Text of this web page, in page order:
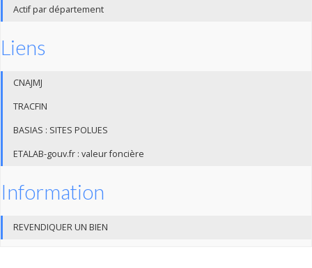
Actif par département
Liens
CNAJMJ
TRACFIN
BASIAS : SITES POLUES
ETALAB-gouv.fr : valeur foncière
Information
REVENDIQUER UN BIEN